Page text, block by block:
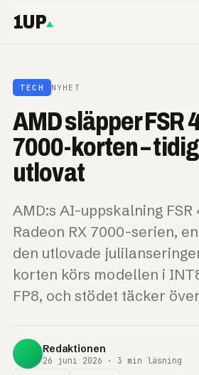
1UP
TECH NYHET
AMD släpper FSR
7000-korten –
utlovat
AMD:s AI-uppskalning FSR
Radeon RX 7000-serien,
den utlovade
korten körs modellen i
FP8, och stödet täcker
Redaktionen
26 juni 2026 · 3 min läsning